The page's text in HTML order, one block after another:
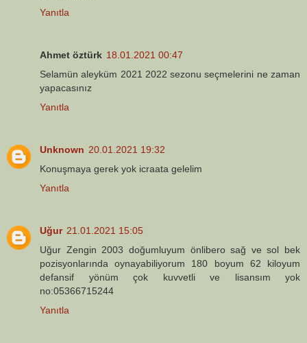
Yanıtla
Ahmet öztürk 18.01.2021 00:47
Selamün aleyküm 2021 2022 sezonu seçmelerini ne zaman
yapacasınız
Yanıtla
Unknown 20.01.2021 19:32
Konuşmaya gerek yok icraata gelelim
Yanıtla
Uğur 21.01.2021 15:05
Uğur Zengin 2003 doğumluyum önlibero sağ ve sol bek
pozisyonlarında oynayabiliyorum 180 boyum 62 kiloyum
defansif yönüm çok kuvvetli ve lisansım yok
no:05366715244
Yanıtla